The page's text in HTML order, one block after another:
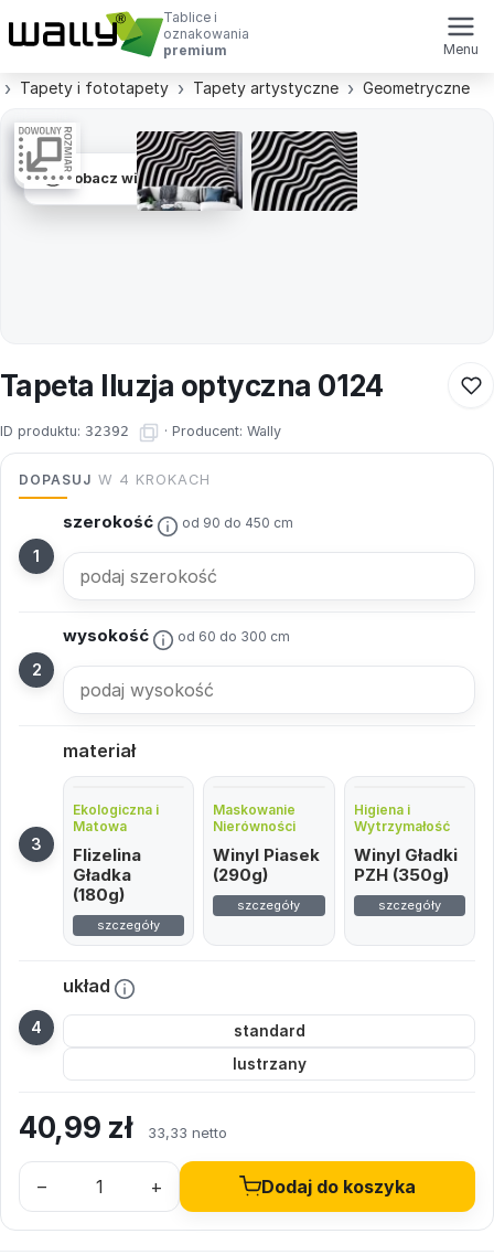
Tablice i
oznakowania
premium
Menu
Tapety i fototapety Tapety artystyczne Geometryczne
Zobacz wizualizacje
Tapeta Iluzja optyczna 0124
ID produktu: 32392 · Producent: Wally
DOPASUJ W 4 KROKACH
szerokość od 90 do 450 cm
wysokość od 60 do 300 cm
materiał
Ekologiczna i
Matowa
Flizelina
Gładka
(180g)
szczegóły
Maskowanie
Nierówności
Winyl Piasek
(290g)
szczegóły
Higiena i
Wytrzymałość
Winyl Gładki
PZH (350g)
szczegóły
układ
standard
lustrzany
40,99 zł 33,33 netto
– + Dodaj do koszyka